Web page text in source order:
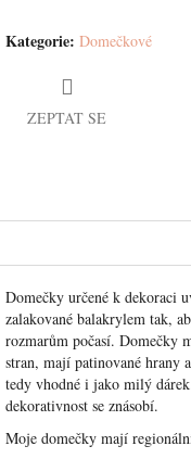
Kategorie: Domečkové
ZEPTAT SE
Domečky určené k dekoraci
zalakované balakrylem tak,
rozmarům počasí. Domečky
stran, mají patinované hrany
tedy vhodné i jako milý
dekorativnost se znásobí.
Moje domečky mají